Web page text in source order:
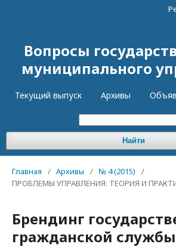
Вопросы
муниципального
Текущий выпуск Архивы
Найти
Главная / Архивы / № 4 (2015)
/
ПРОБЛЕМЫ УПРАВЛЕНИЯ: ТЕОРИЯ И
Брендинг
гражданской